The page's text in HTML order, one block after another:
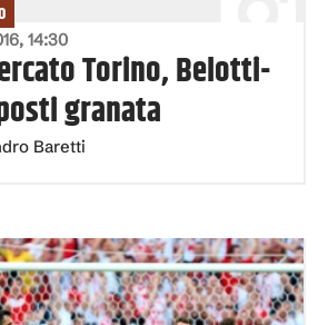
14:30
Torino, Belotti-
granata
Baretti